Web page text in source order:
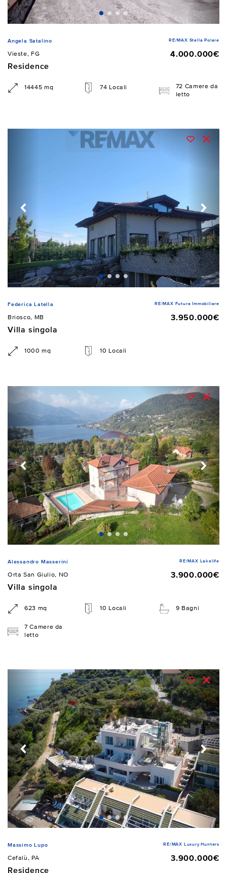
Angela Satalino RE/MAX Stella Polare
Vieste, FG
4.000.000€
Residence
14445 mq 74 Locali
72 Camere da
letto
Federica Latella RE/MAX Futura Immobiliare
Briosco, MB
3.950.000€
Villa singola
1000 mq 10 Locali
Alessandro Masserini RE/MAX Lakelife
Orta San Giulio, NO
3.900.000€
Villa singola
623 mq 10 Locali 9 Bagni
7 Camere da
letto
Massimo Lupo RE/MAX Luxury Hunters
Cefalù, PA
3.900.000€
Residence